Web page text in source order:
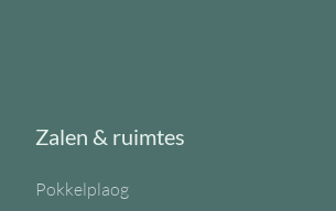
Zalen & ruimtes
Pokkelplaog